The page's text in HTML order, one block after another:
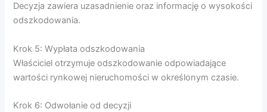
Decyzja zawiera uzasadnienie oraz informację o wysokości
odszkodowania.
Krok 5: Wypłata odszkodowania
Właściciel otrzymuje odszkodowanie odpowiadające
wartości rynkowej nieruchomości w określonym czasie.
Krok 6: Odwołanie od decyzji